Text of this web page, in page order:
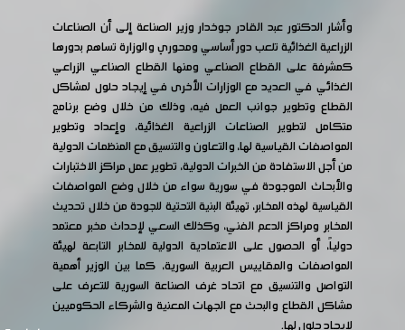
وأشار الدكتور عبد القادر جوخدار وزير الصناعة إلى أن الصناعات
الزراعية الغذائية تلعب دور أساسي ومحوري والوزارة تساهم بدورها
كمشرفة على القطاع الصناعي ومنها القطاع الصناعي الزراعي
الغذائي في العديد مع الوزارات الأخرى في إيجاد حلول لمشاكل
القطاع وتطوير جوانب العمل فيه، وذلك من خلال وضع برنامج
متكامل لتطوير الصناعات الزراعية الغذائية، وإعداد وتطوير
المواصفات القياسية لها، والتعاون والتنسيق مع المنظمات الدولية
من أجل الاستفادة من الخبرات الدولية، تطوير عمل مراكز الاختبارات
والأبحاث الموجودة في سورية سواء من خلال وضع المواصفات
القياسية لهذه المخابر، تهيئة البنية التحتية للجودة من خلال تحديث
المخابر ومراكز الدعم الفني، وكذلك السعي لإحداث مخبر معتمد
دولياً، أو الحصول على الاعتمادية الدولية للمخابر التابعة لهيئة
المواصفات والمقاييس العربية السورية، كما بين الوزير أهمية
التواصل والتنسيق مع اتحاد غرف الصناعة السورية للتعرف على
مشاكل القطاع والبحث مع الجهات المعنية والشركاء الحكوميين